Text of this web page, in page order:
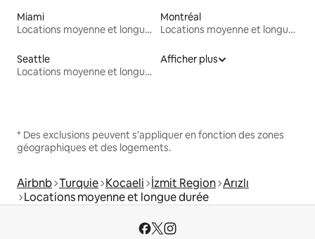
Miami
Locations moyenne et longue durée
Montréal
Locations moyenne et longue durée
Seattle
Locations moyenne et longue durée
Afficher plus
* Des exclusions peuvent s'appliquer en fonction des zones
géographiques et des logements.
Airbnb Turquie Kocaeli İzmit Region Arızlı
Locations moyenne et longue durée